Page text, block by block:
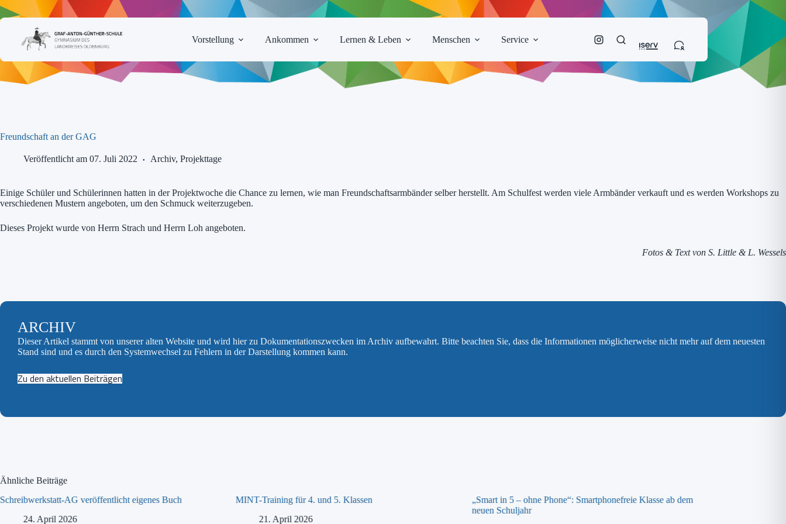
Zum
Inhalt
Vorstellung
Ankommen Lernen & Leben Menschen Service
Freundschaft an der GAG
Veröffentlicht am 07. Juli 2022 Archiv, Projekttage
Einige Schüler und Schülerinnen hatten in der Projektwoche die Chance zu lernen, wie man Freundschaftsarmbänder selber herstellt. Am Schulfest werden viele Armbänder verkauft und es werden Workshops zu
verschiedenen Mustern angeboten, um den Schmuck weiterzugeben.
Dieses Projekt wurde von Herrn Strach und Herrn Loh angeboten.
Fotos & Text von S. Little & L. Wessels
ARCHIV
Dieser Artikel stammt von unserer alten Website und wird hier zu Dokumentationszwecken im Archiv aufbewahrt. Bitte beachten Sie, dass die Informationen möglicherweise nicht mehr auf dem neuesten
Stand sind und es durch den Systemwechsel zu Fehlern in der Darstellung kommen kann.
Zu den aktuellen Beiträgen
Ähnliche Beiträge
Schreibwerkstatt-AG veröffentlicht eigenes Buch
24. April 2026
MINT-Training für 4. und 5. Klassen
21. April 2026
„Smart in 5 – ohne Phone“: Smartphonefreie Klasse ab dem
neuen Schuljahr